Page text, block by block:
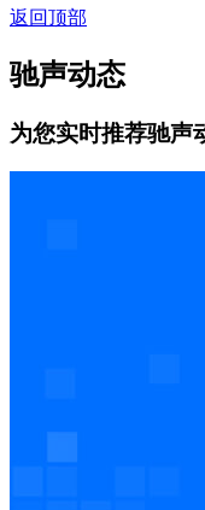
返回顶部
驰声动态
为您实时推荐驰声